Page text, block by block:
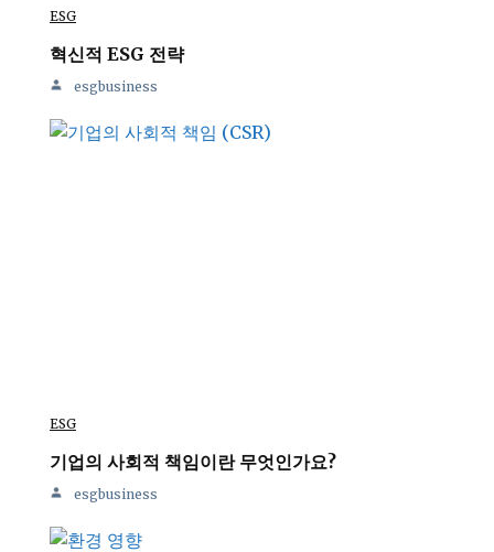
ESG
혁신적 ESG 전략
esgbusiness
ESG
기업의 사회적 책임이란 무엇인가요?
esgbusiness